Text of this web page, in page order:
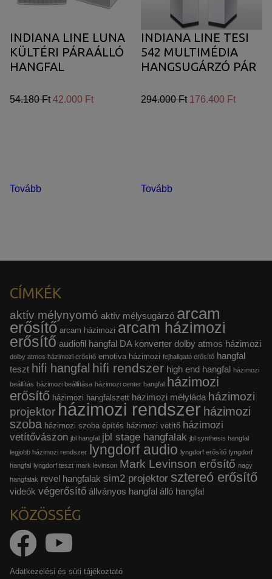
INDIANA LINE LUNA
KÜLTÉRI PÁRAÁLLÓ
HANGFAL
54.180 Ft 42.000 Ft
Tovább
INDIANA LINE TESI
542 MULTIMÉDIA
HANGSUGÁRZÓ PÁR
294.000 Ft 176.400 Ft
Tovább
CÍMKÉK
aktív mélynyomó aktív mélysugárzó arcam
erősítő arcam házimozi arcam házimozi
erősítő audiofil hangfal DA konverter dolby atmos házimozi
dolby atmos házimozi erősítő emotiva házimozi fejhallgató erősítő hangfal
teszt hifi hangfal hifi rendszer high end hangfal házimozi
beállítás házimozi beállítása házimozi center hangfal házimozi
erősítő házimozi hangfalszett házimozi mélyláda házimozi
projektor házimozi rendszer házimozi
szoba házimozi szoba építés házimozi vetítő házimozi
vetítővászon jbl hangfal jbl stage hangfalak jbl synthesis hangfal
legjobb házimozi rendszer lyngdorf audio lyngdorf erősítő lyngdorf
hangfal lyngdorf teszt mark levinson Mark Levinson erősítő nagy
hangfalak revel hangfalak sim2 projektor sztereó erősítő
videók végerősítő állványos hangfal álló hangfal
KÖZÖSSÉG
Adatkezelési és süti tájékoztató